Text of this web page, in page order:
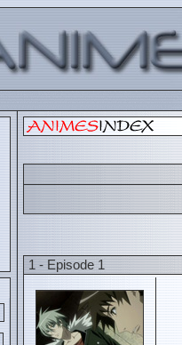
1 - Episode 1